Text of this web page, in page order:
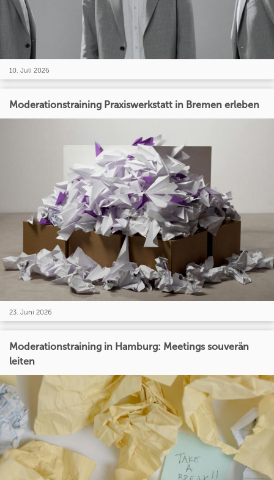
10. Juli 2026
Moderationstraining Praxiswerkstatt in Bremen erleben
23. Juni 2026
Moderationstraining in Hamburg: Meetings souverän
leiten